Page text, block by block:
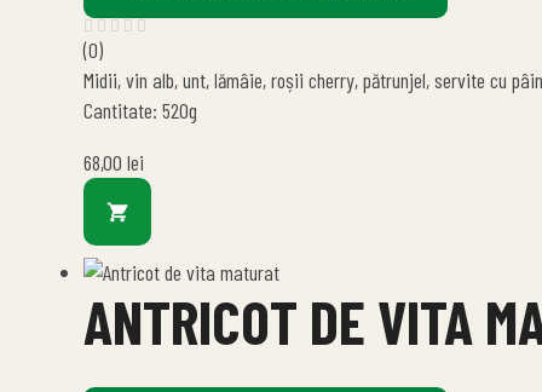
(0)
Midii, vin alb, unt, lămâie, roșii cherry, pătrunjel, servite cu
Cantitate: 520g
68,00 lei
ANTRICOT DE VITA